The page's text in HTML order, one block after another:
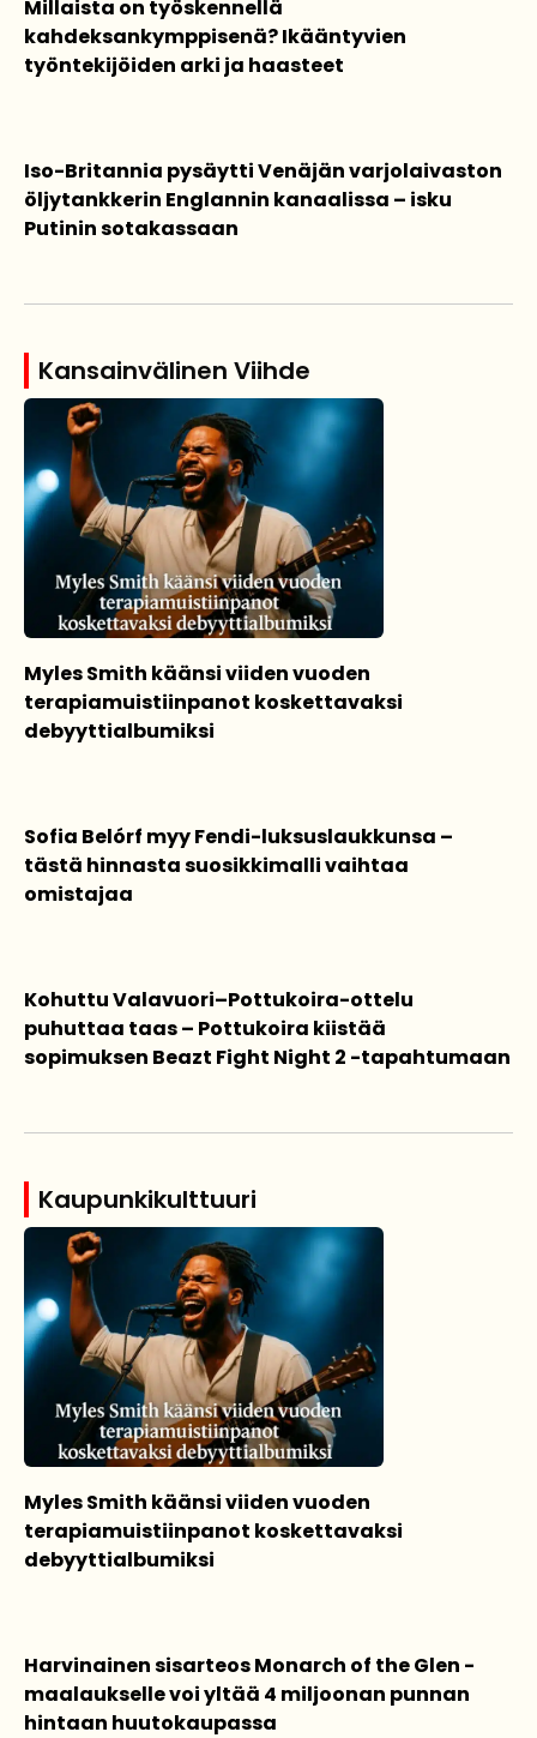
Millaista on työskennellä
kahdeksankymppisenä? Ikääntyvien
työntekijöiden arki ja haasteet
Iso-Britannia pysäytti Venäjän varjolaivaston
öljytankkerin Englannin kanaalissa – isku
Putinin sotakassaan
Kansainvälinen Viihde
Myles Smith käänsi viiden vuoden
terapiamuistiinpanot koskettavaksi
debyyttialbumiksi
Sofia Belórf myy Fendi-luksuslaukkunsa –
tästä hinnasta suosikkimalli vaihtaa
omistajaa
Kohuttu Valavuori–Pottukoira-ottelu
puhuttaa taas – Pottukoira kiistää
sopimuksen Beazt Fight Night 2 -tapahtumaan
Kaupunkikulttuuri
Myles Smith käänsi viiden vuoden
terapiamuistiinpanot koskettavaksi
debyyttialbumiksi
Harvinainen sisarteos Monarch of the Glen -
maalaukselle voi yltää 4 miljoonan punnan
hintaan huutokaupassa